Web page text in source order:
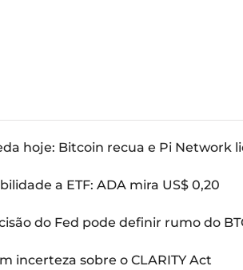
hoje: Bitcoin recua e Pi Network
a ETF: ADA mira US$ 0,20
do Fed pode definir rumo do
incerteza sobre o CLARITY Act